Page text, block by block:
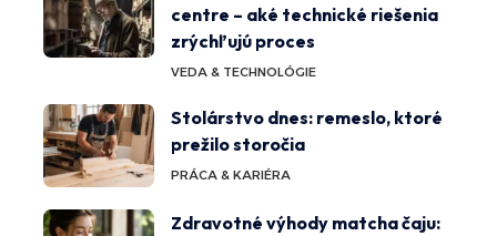
centre – aké technické riešenia
zrýchľujú proces
VEDA & TECHNOLÓGIE
Stolárstvo dnes: remeslo, ktoré
prežilo storočia
PRÁCA & KARIÉRA
Zdravotné výhody matcha čaju: